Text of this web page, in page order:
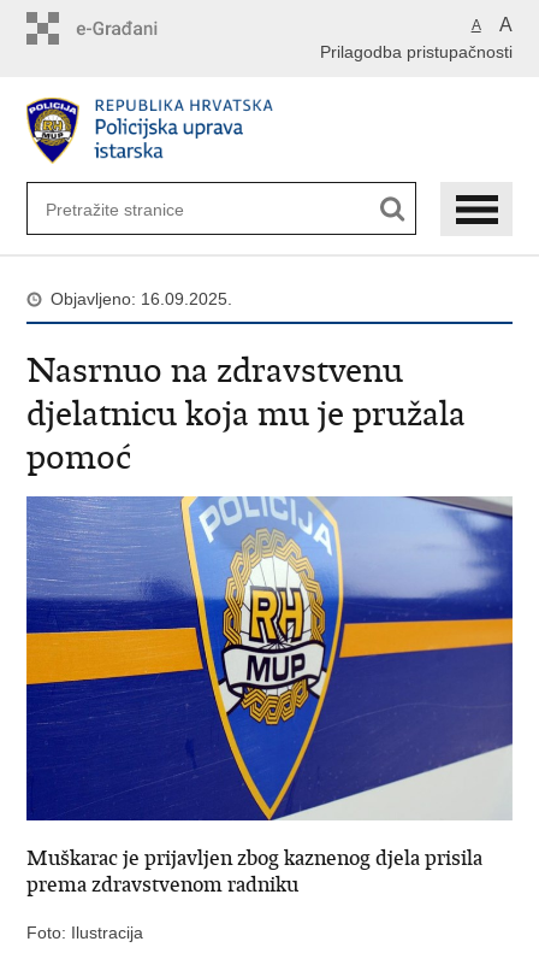
A A
Prilagodba pristupačnosti
Objavljeno: 16.09.2025.
Nasrnuo na zdravstvenu
djelatnicu koja mu je pružala
pomoć
Muškarac je prijavljen zbog kaznenog djela prisila
prema zdravstvenom radniku
Foto: Ilustracija